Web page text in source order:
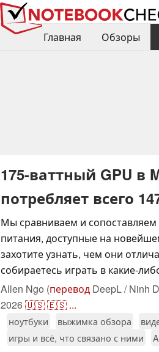
Главная Обзоры
175-ваттный GPU в
потребляет всего
Мы сравниваем и
питания, доступные на
захотите узнать, чем они
собираетесь играть в какие-
Allen Ngo (перевод DeepL / Ninh
2026🇺🇸🇪🇸 ...
ноутбуки выжимка обзора
игры и всё, что связано с ними